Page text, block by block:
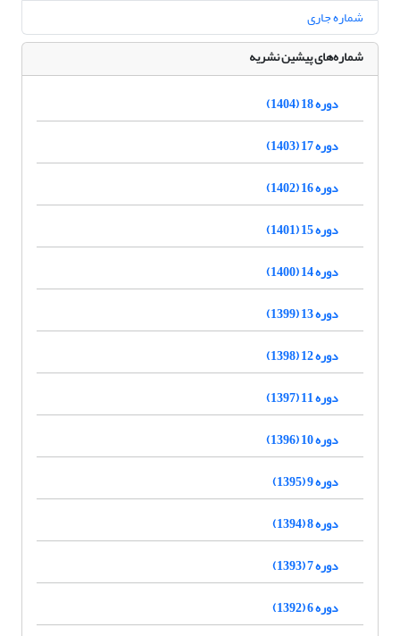
شماره جاری
شماره‌های پیشین نشریه
دوره 18 (1404)
دوره 17 (1403)
دوره 16 (1402)
دوره 15 (1401)
دوره 14 (1400)
دوره 13 (1399)
دوره 12 (1398)
دوره 11 (1397)
دوره 10 (1396)
دوره 9 (1395)
دوره 8 (1394)
دوره 7 (1393)
دوره 6 (1392)